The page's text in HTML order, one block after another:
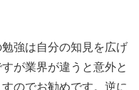
強は自分の知見を広げ
が業界が違うと意外と
のでお勧めです。逆に